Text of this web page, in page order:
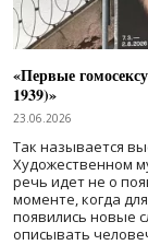
«Первые
1939)»
23.06.2026
Так называется
Художественном
речь идет не о
моменте, когда
появились новые
описывать